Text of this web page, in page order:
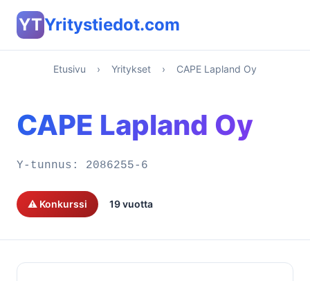
YTYritystiedot.com
Etusivu › Yritykset › CAPE Lapland Oy
CAPE Lapland Oy
Y-tunnus: 2086255-6
⚠️ Konkurssi 19 vuotta